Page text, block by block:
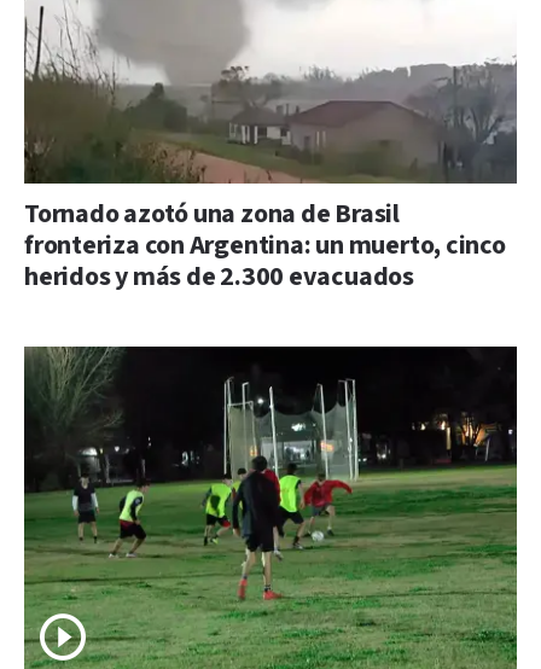
Tornado azotó una zona de Brasil
fronteriza con Argentina: un muerto, cinco
heridos y más de 2.300 evacuados